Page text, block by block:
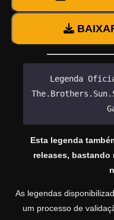
Legenda
Esta legenda
releases, bastando
As legendas
um processo de